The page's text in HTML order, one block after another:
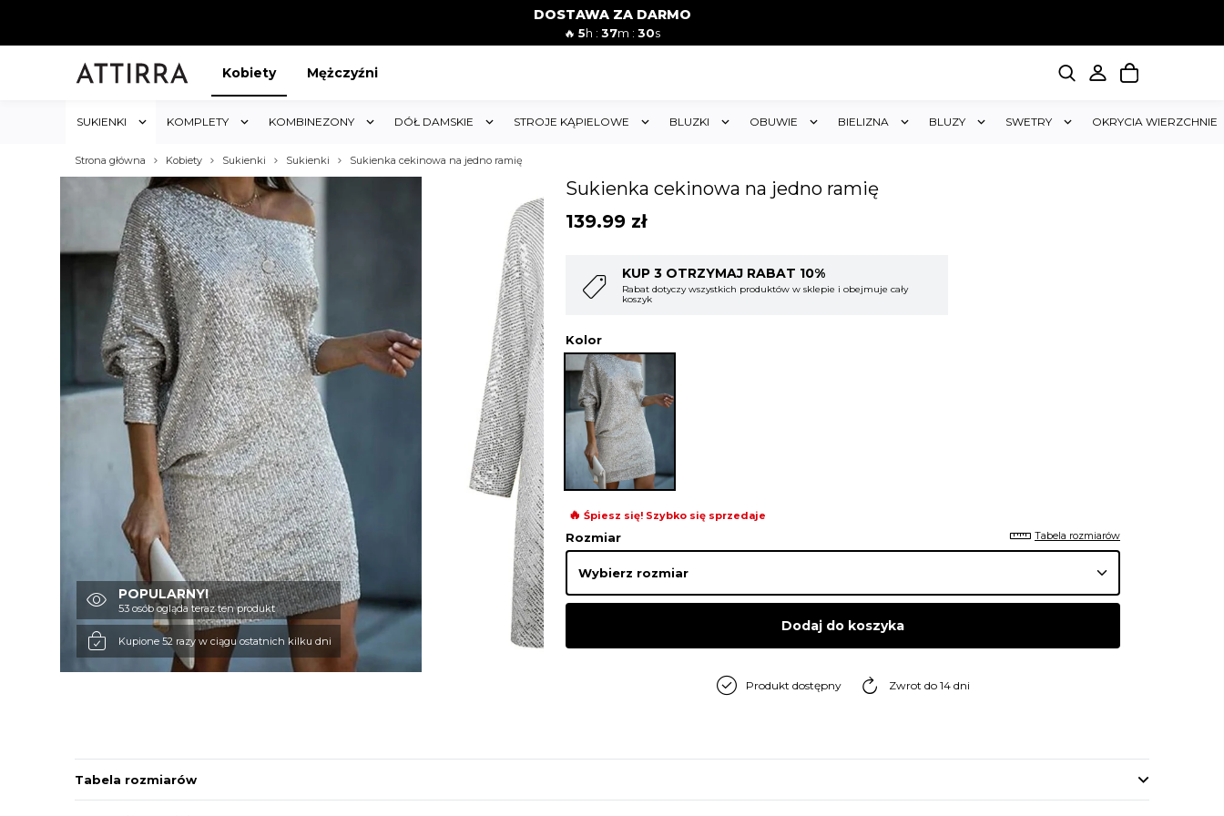
DOSTAWA ZA DARMO
🔥 5h : 37m : 28s
Kobiety Mężczyźni
SUKIENKI KOMPLETY KOMBINEZONY DÓŁ DAMSKIE STROJE KĄPIELOWE BLUZKI OBUWIE BIELIZNA BLUZY SWETRY OKRYCIA WIERZCHNIE
Strona główna Kobiety Sukienki Sukienki Sukienka cekinowa na jedno ramię
POPULARNY!
53 osób ogląda teraz ten produkt
Kupione 52 razy w ciągu ostatnich kilku dni
Sukienka cekinowa na jedno ramię
139.99 zł
w sklepie i obejmuje cały
KUP 3 OTRZYMAJ RABAT 10%
Rabat dotyczy wszystkich produktów w sklepie i obejmuje cały
koszyk
KUP 4 OTRZYMAJ RABAT 15%
Rabat dotyczy wszystkich produktów w sklepie i obejmuje cały
koszyk
Kolor
🔥 Śpiesz się! Szybko się sprzedaje
Rozmiar Tabela rozmiarów
Dodaj do koszyka
Produkt dostępny Zwrot do 14 dni
Tabela rozmiarów